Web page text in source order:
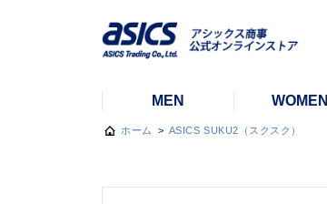
MEN WOMEN
ホーム > ASICS SUKU2（スクスク）